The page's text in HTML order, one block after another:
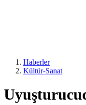
Haberler
Kültür-Sanat